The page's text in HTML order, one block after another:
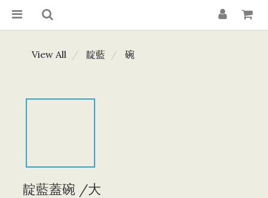
View All 靛藍 碗
靛藍蓋碗 /大